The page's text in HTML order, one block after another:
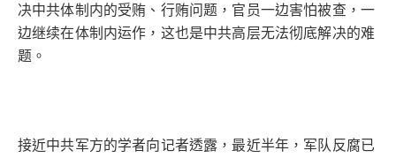
决中共体制内的受贿、行贿问题，官员一边害怕被查，一
边继续在体制内运作，这也是中共高层无法彻底解决的难
题。
接近中共军方的学者向记者透露，最近半年，军队反腐已